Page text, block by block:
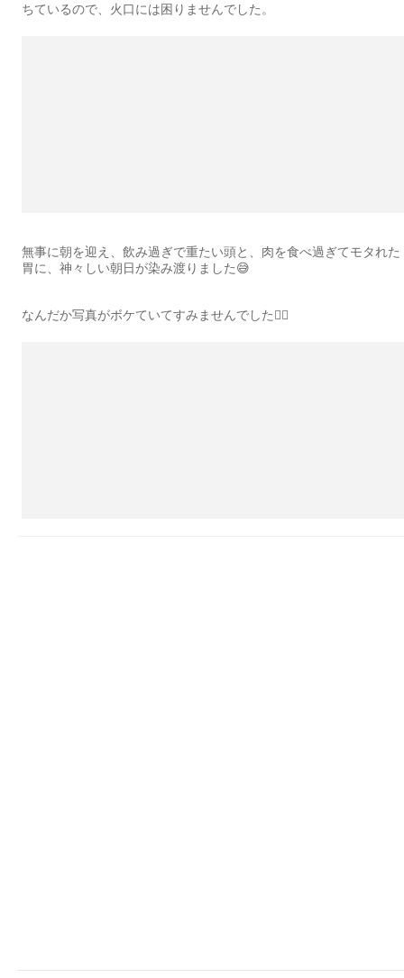
ちているので、火口には困りませんでした。
無事に朝を迎え、飲み過ぎで重たい頭と、肉を食べ過ぎてモタれた
胃に、神々しい朝日が染み渡りました😅
なんだか写真がボケていてすみませんでした🙇‍♂️